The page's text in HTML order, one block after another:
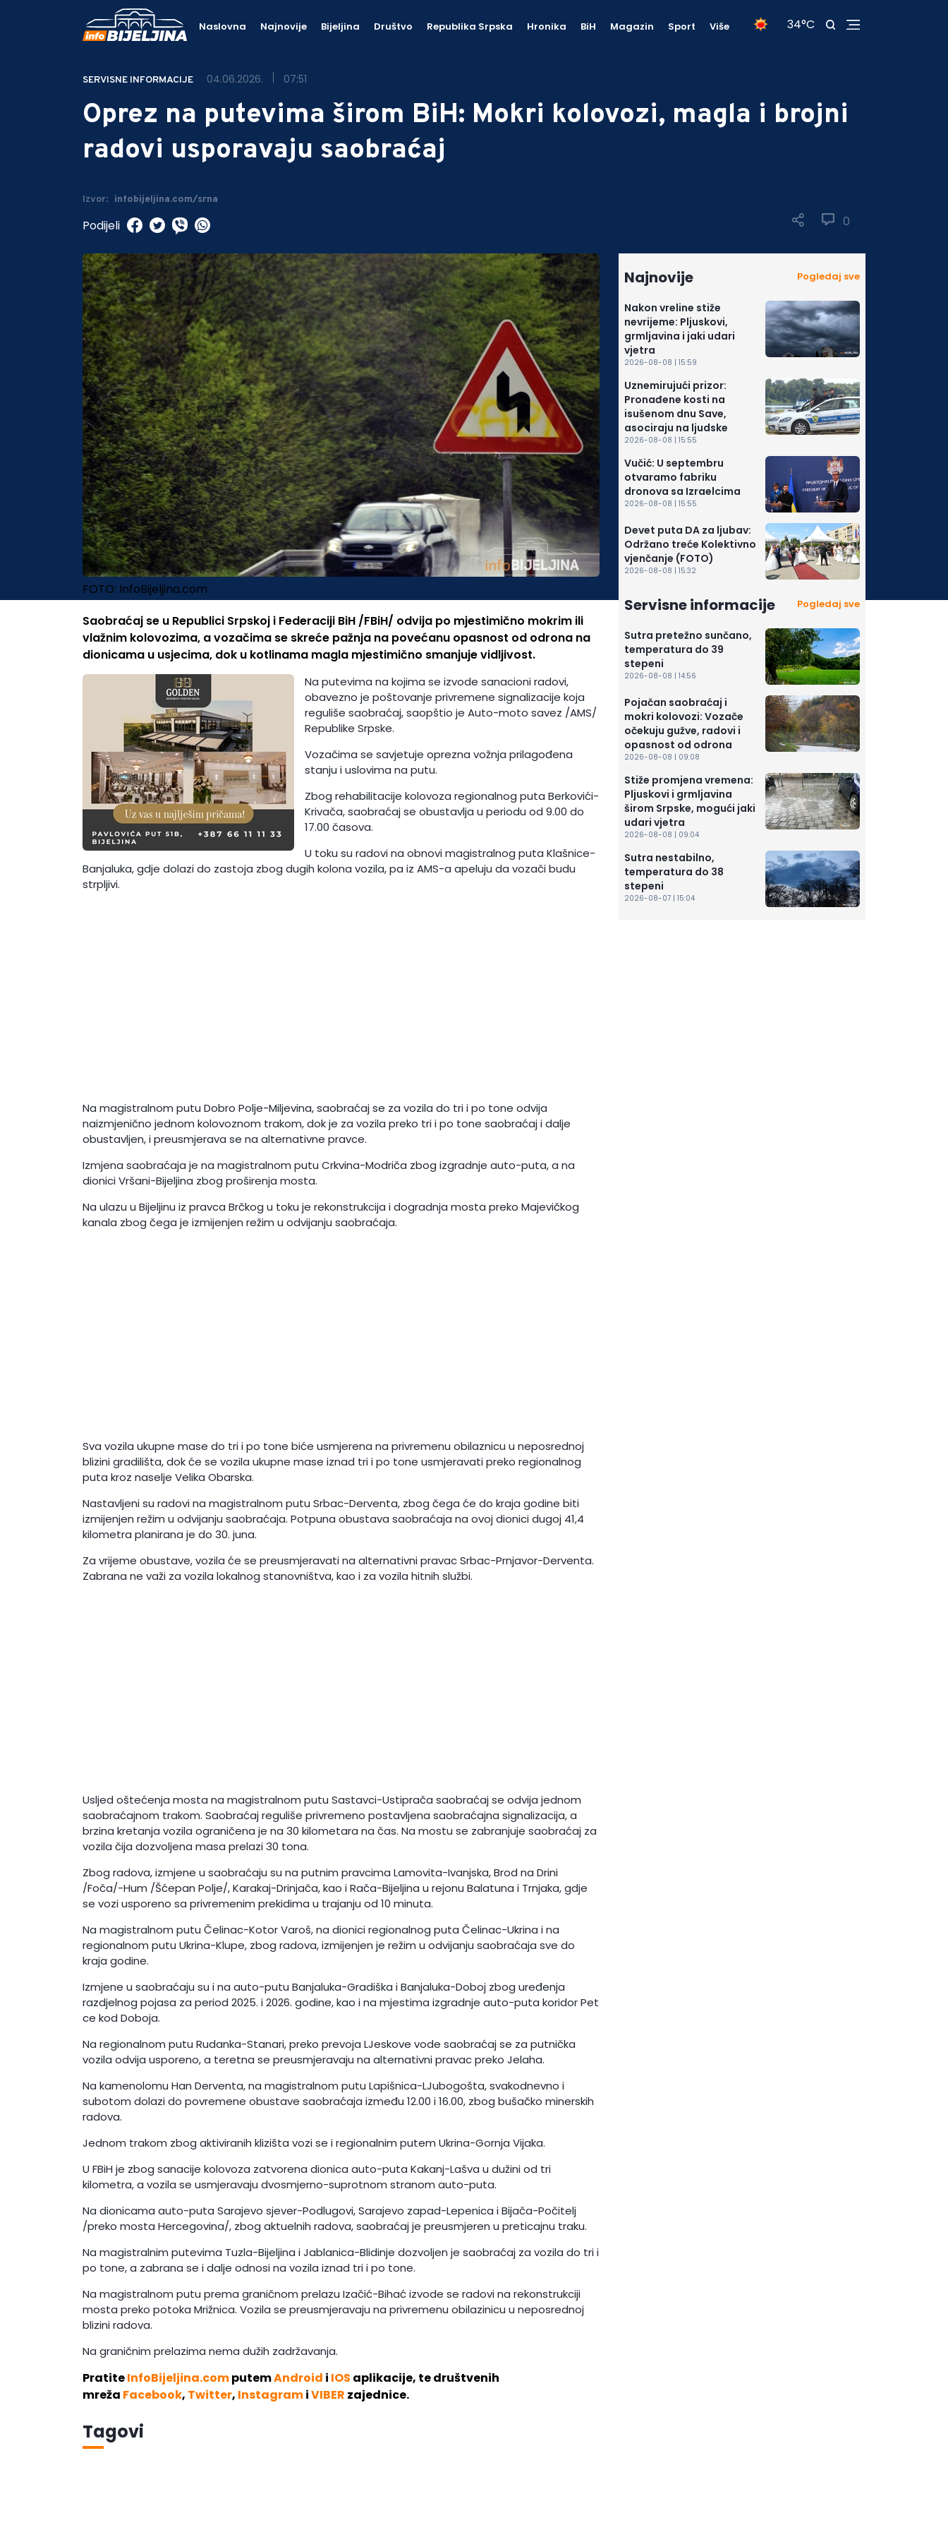
Naslovna Najnovije Bijeljina Društvo Republika Srpska Hronika BiH Magazin Sport Više 34°C
SERVISNE INFORMACIJE 04.06.2026. 07:51
Oprez na putevima širom BiH: Mokri kolovozi, magla i brojni
radovi usporavaju saobraćaj
Izvor: infobijeljina.com/srna
0
Podijeli
FOTO: InfoBijeljina.com
Saobraćaj se u Republici Srpskoj i Federaciji BiH /FBiH/ odvija po mjestimično mokrim ili
vlažnim kolovozima, a vozačima se skreće pažnja na povećanu opasnost od odrona na
dionicama u usjecima, dok u kotlinama magla mjestimično smanjuje vidljivost.
Na putevima na kojima se izvode sanacioni radovi,
obavezno je poštovanje privremene signalizacije koja
reguliše saobraćaj, saopštio je Auto-moto savez /AMS/
Republike Srpske.
Vozačima se savjetuje oprezna vožnja prilagođena
stanju i uslovima na putu.
Zbog rehabilitacije kolovoza regionalnog puta Berkovići-
Krivača, saobraćaj se obustavlja u periodu od 9.00 do
17.00 časova.
U toku su radovi na obnovi magistralnog puta Klašnice-
Banjaluka, gdje dolazi do zastoja zbog dugih kolona vozila, pa iz AMS-a apeluju da vozači budu
strpljivi.
Na magistralnom putu Dobro Polje-Miljevina, saobraćaj se za vozila do tri i po tone odvija
naizmjenično jednom kolovoznom trakom, dok je za vozila preko tri i po tone saobraćaj i dalje
obustavljen, i preusmjerava se na alternativne pravce.
Izmjena saobraćaja je na magistralnom putu Crkvina-Modriča zbog izgradnje auto-puta, a na
dionici Vršani-Bijeljina zbog proširenja mosta.
Na ulazu u Bijeljinu iz pravca Brčkog u toku je rekonstrukcija i dogradnja mosta preko Majevičkog
kanala zbog čega je izmijenjen režim u odvijanju saobraćaja.
Sva vozila ukupne mase do tri i po tone biće usmjerena na privremenu obilaznicu u neposrednoj
blizini gradilišta, dok će se vozila ukupne mase iznad tri i po tone usmjeravati preko regionalnog
puta kroz naselje Velika Obarska.
Nastavljeni su radovi na magistralnom putu Srbac-Derventa, zbog čega će do kraja godine biti
izmijenjen režim u odvijanju saobraćaja. Potpuna obustava saobraćaja na ovoj dionici dugoj 41,4
kilometra planirana je do 30. juna.
Za vrijeme obustave, vozila će se preusmjeravati na alternativni pravac Srbac-Prnjavor-Derventa.
Zabrana ne važi za vozila lokalnog stanovništva, kao i za vozila hitnih službi.
Usljed oštećenja mosta na magistralnom putu Sastavci-Ustiprača saobraćaj se odvija jednom
saobraćajnom trakom. Saobraćaj reguliše privremeno postavljena saobraćajna signalizacija, a
brzina kretanja vozila ograničena je na 30 kilometara na čas. Na mostu se zabranjuje saobraćaj za
vozila čija dozvoljena masa prelazi 30 tona.
Zbog radova, izmjene u saobraćaju su na putnim pravcima Lamovita-Ivanjska, Brod na Drini
/Foča/-Hum /Šćepan Polje/, Karakaj-Drinjača, kao i Rača-Bijeljina u rejonu Balatuna i Trnjaka, gdje
se vozi usporeno sa privremenim prekidima u trajanju od 10 minuta.
Na magistralnom putu Čelinac-Kotor Varoš, na dionici regionalnog puta Čelinac-Ukrina i na
regionalnom putu Ukrina-Klupe, zbog radova, izmijenjen je režim u odvijanju saobraćaja sve do
kraja godine.
Izmjene u saobraćaju su i na auto-putu Banjaluka-Gradiška i Banjaluka-Doboj zbog uređenja
razdjelnog pojasa za period 2025. i 2026. godine, kao i na mjestima izgradnje auto-puta koridor Pet
ce kod Doboja.
Na regionalnom putu Rudanka-Stanari, preko prevoja LJeskove vode saobraćaj se za putnička
vozila odvija usporeno, a teretna se preusmjeravaju na alternativni pravac preko Jelaha.
Na kamenolomu Han Derventa, na magistralnom putu Lapišnica-LJubogošta, svakodnevno i
subotom dolazi do povremene obustave saobraćaja između 12.00 i 16.00, zbog bušačko minerskih
radova.
Jednom trakom zbog aktiviranih klizišta vozi se i regionalnim putem Ukrina-Gornja Vijaka.
U FBiH je zbog sanacije kolovoza zatvorena dionica auto-puta Kakanj-Lašva u dužini od tri
kilometra, a vozila se usmjeravaju dvosmjerno-suprotnom stranom auto-puta.
Na dionicama auto-puta Sarajevo sjever-Podlugovi, Sarajevo zapad-Lepenica i Bijača-Počitelj
/preko mosta Hercegovina/, zbog aktuelnih radova, saobraćaj je preusmjeren u preticajnu traku.
Na magistralnim putevima Tuzla-Bijeljina i Jablanica-Blidinje dozvoljen je saobraćaj za vozila do tri i
po tone, a zabrana se i dalje odnosi na vozila iznad tri i po tone.
Na magistralnom putu prema graničnom prelazu Izačić-Bihać izvode se radovi na rekonstrukciji
mosta preko potoka Mrižnica. Vozila se preusmjeravaju na privremenu obilazinicu u neposrednoj
blizini radova.
Na graničnim prelazima nema dužih zadržavanja.
PratiteInfoBijeljina.computemAndroid i IOS aplikacije, te društvenih
mreža Facebook, Twitter, InstagramiVIBER zajednice.
Tagovi
Najnovije Pogledaj sve
Nakon vreline stiže
nevrijeme: Pljuskovi,
grmljavina i jaki udari
vjetra
2026-08-08 | 15:59
Uznemirujući prizor:
Pronađene kosti na
isušenom dnu Save,
asociraju na ljudske
2026-08-08 | 15:55
Vučić: U septembru
otvaramo fabriku
dronova sa Izraelcima
2026-08-08 | 15:55
Devet puta DA za ljubav:
Održano treće Kolektivno
vjenčanje (FOTO)
2026-08-08 | 15:32
Servisne informacije Pogledaj sve
Sutra pretežno sunčano,
temperatura do 39
stepeni
2026-08-08 | 14:56
Pojačan saobraćaj i
mokri kolovozi: Vozače
očekuju gužve, radovi i
opasnost od odrona
2026-08-08 | 09:08
Stiže promjena vremena:
Pljuskovi i grmljavina
širom Srpske, mogući jaki
udari vjetra
2026-08-08 | 09:04
Sutra nestabilno,
temperatura do 38
stepeni
2026-08-07 | 15:04